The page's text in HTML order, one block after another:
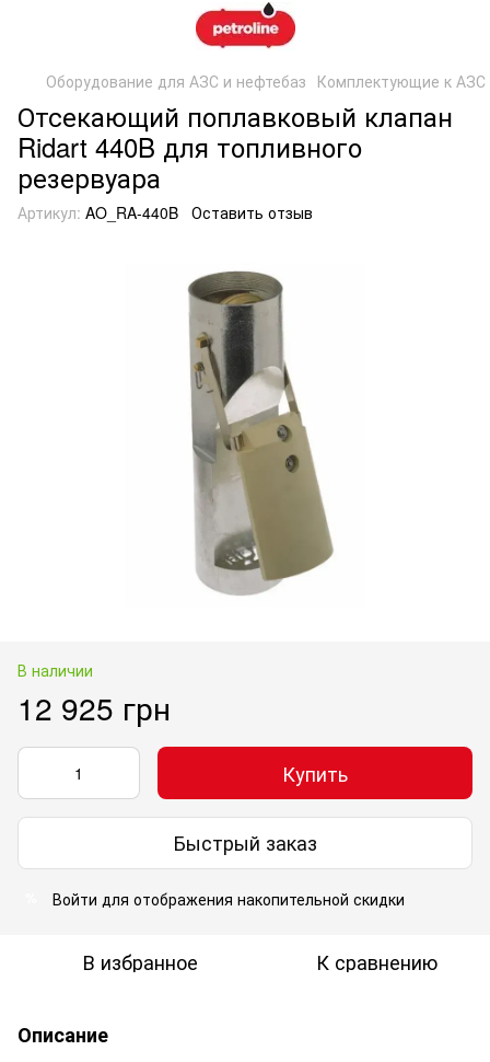
Оборудование для АЗС и нефтебаз Комплектующие к АЗС
Отсекающий поплавковый клапан
Ridart 440B для топливного
резервуара
Артикул: AO_RA-440B Оставить отзыв
В наличии
12 925 грн
Купить
Быстрый заказ
Войти для отображения накопительной скидки
В избранное К сравнению
Описание